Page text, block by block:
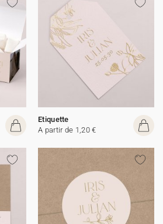
Etiquette
A partir de 1,20 €